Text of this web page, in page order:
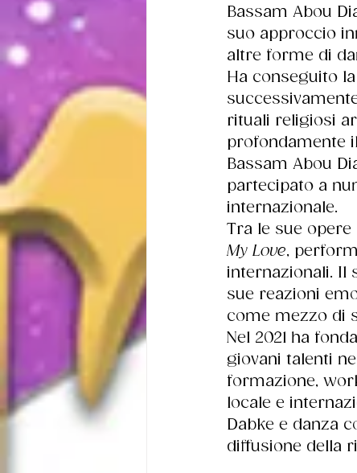
Bassam Abou
suo approccio
altre forme di
Ha conseguito
rituali religiosi
profondamente
Bassam Abou
partecipato a
internazionale.
Tra le sue
My Love,
internazionali. Il
sue reazioni
come mezzo di
Nel 2021 ha
giovani talenti
formazione,
locale e
Dabke e danza
diffusione della